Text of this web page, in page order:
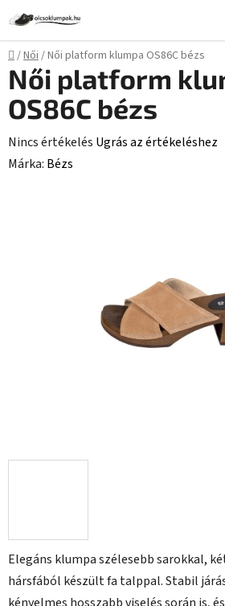
fő
tartalomhoz
Kezdőlap
/Női/Női platform klumpa OS86C bézs
Elegáns klumpa szélesebb sarokkal,
hársfából készült fa talppal. Stabil
Női platform
OS86C bézs
A
termék
Nincs értékelés Ugrás az értékeléshez
Márka: Bézs